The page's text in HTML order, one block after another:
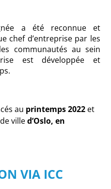
a été reconnue et
chef d’entreprise par les
communautés au sein
est développée et
au printemps 2022 et
villed’Oslo, en
VIA ICC